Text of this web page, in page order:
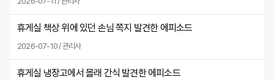
휴게실 책상 위에 있던 손님 쪽지 발견한 에피소드
2026-07-10 / 관리사
휴게실 냉장고에서 몰래 간식 발견한 에피소드